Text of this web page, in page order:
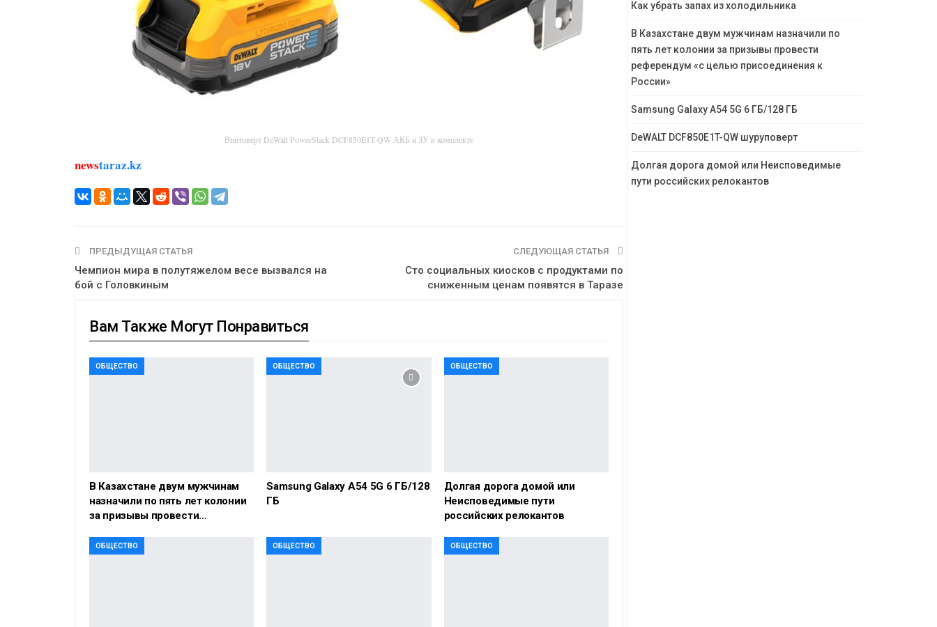
Винтоверт DeWalt PowerStack DCF850E1T-QW АКБ и ЗУ в комплекте
newstaraz.kz
ПРЕДЫДУЩАЯ СТАТЬЯ
Чемпион мира в полутяжелом весе вызвался на
бой с Головкиным
СЛЕДУЮЩАЯ СТАТЬЯ
Сто социальных киосков с продуктами по
сниженным ценам появятся в Таразе
Вам Также Могут Понравиться
ОБЩЕСТВО
В Казахстане двум мужчинам
назначили по пять лет колонии
за призывы провести…
ОБЩЕСТВО
Samsung Galaxy A54 5G 6 ГБ/128
ГБ
ОБЩЕСТВО
Долгая дорога домой или
Неисповедимые пути
российских релокантов
ОБЩЕСТВО ОБЩЕСТВО ОБЩЕСТВО
Как убрать запах из холодильника
В Казахстане двум мужчинам назначили по
пять лет колонии за призывы провести
референдум «с целью присоединения к
России»
Samsung Galaxy A54 5G 6 ГБ/128 ГБ
DeWALT DCF850E1T-QW шуруповерт
Долгая дорога домой или Неисповедимые
пути российских релокантов